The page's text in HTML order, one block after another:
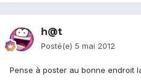
h@t
Posté(e) 5 mai 2012
Pense à poster au bonne endroit